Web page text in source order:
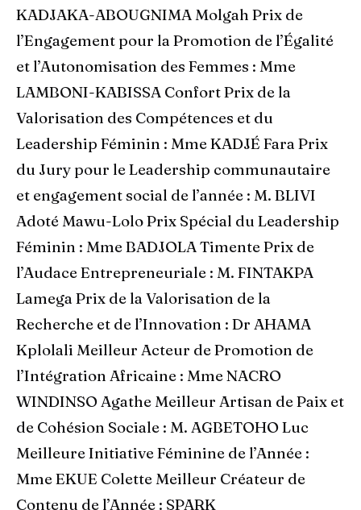
KADJAKA-ABOUGNIMA Molgah Prix de
l’Engagement pour la Promotion de l’Égalité
et l’Autonomisation des Femmes : Mme
LAMBONI-KABISSA Confort Prix de la
Valorisation des Compétences et du
Leadership Féminin : Mme KADJÉ Fara Prix
du Jury pour le Leadership communautaire
et engagement social de l’année : M. BLIVI
Adoté Mawu-Lolo Prix Spécial du Leadership
Féminin : Mme BADJOLA Timente Prix de
l’Audace Entrepreneuriale : M. FINTAKPA
Lamega Prix de la Valorisation de la
Recherche et de l’Innovation : Dr AHAMA
Kplolali Meilleur Acteur de Promotion de
l’Intégration Africaine : Mme NACRO
WINDINSO Agathe Meilleur Artisan de Paix et
de Cohésion Sociale : M. AGBETOHO Luc
Meilleure Initiative Féminine de l’Année :
Mme EKUE Colette Meilleur Créateur de
Contenu de l’Année : SPARK